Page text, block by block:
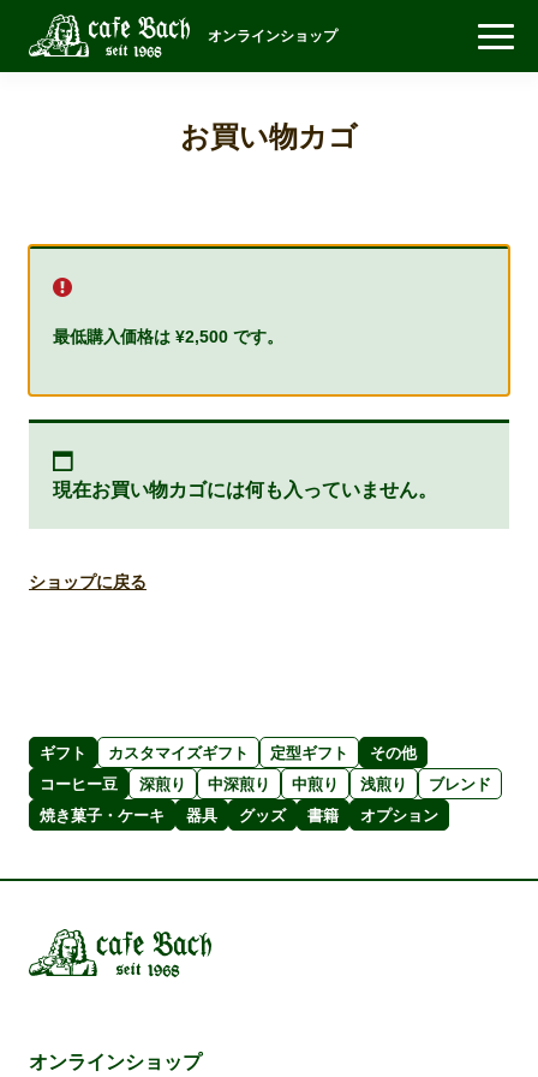
オンラインショップ
コーヒー豆 焼き菓子・ケーキ 器具
グッズ
書籍
ギフトセット
お買い物カゴ
最低購入価格は ¥2,500 です。
現在お買い物カゴには何も入っていません。
ショップに戻る
ギフト カスタマイズギフト 定型ギフト
その他
コーヒー豆
深煎り 中深煎り 中煎り 浅煎り
ブレンド
焼き菓子・ケーキ
器具 グッズ 書籍 オプション
オンラインショップ